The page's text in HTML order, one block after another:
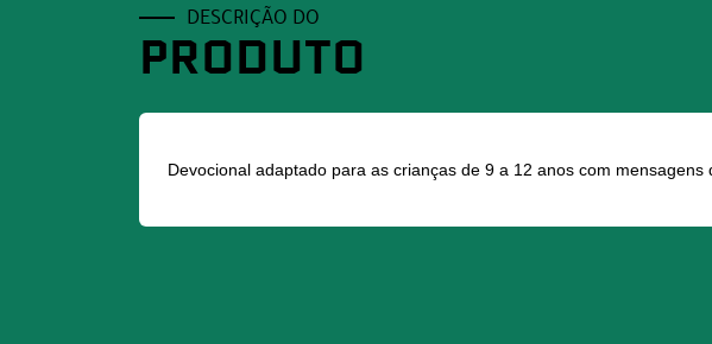
DESCRIÇÃO DO
PRODUTO
Devocional adaptado para as crianças de 9 a 12 anos com